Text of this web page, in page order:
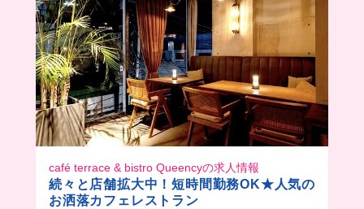
café terrace & bistro Queencyの求人情報
続々と店舗拡大中！短時間勤務OK★人気の
お洒落カフェレストラン